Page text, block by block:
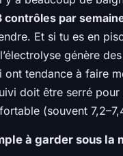
contrôles par
Et si tu es en
génère des
ont tendance à faire
doit être serré pour
(souvent
à garder sous la